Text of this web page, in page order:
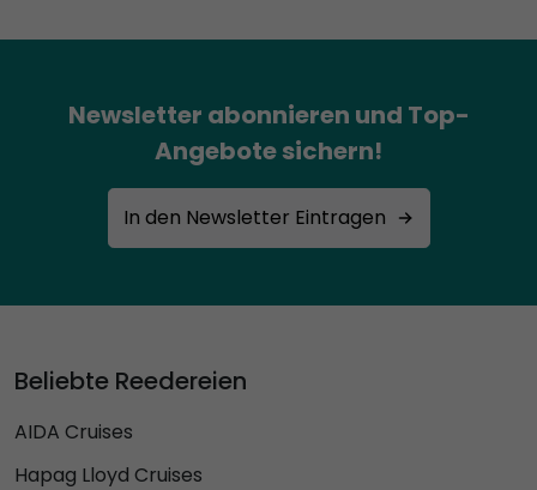
Newsletter abonnieren und Top-
Angebote sichern!
In den Newsletter Eintragen
Beliebte Reedereien
AIDA Cruises
Hapag Lloyd Cruises